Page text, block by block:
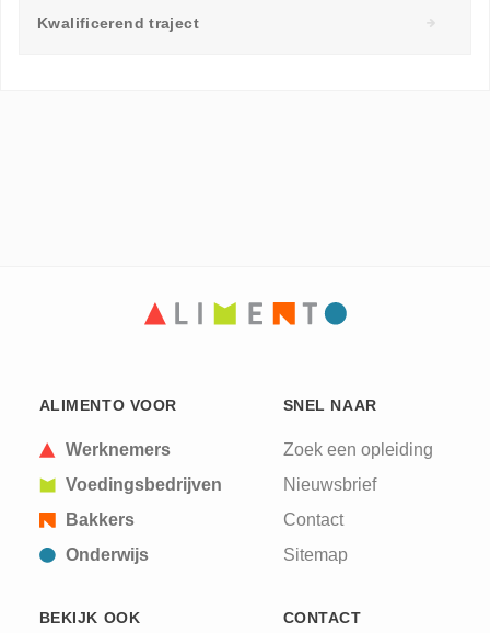
Kwalificerend traject
ALIMENTO VOOR
Werknemers
Voedingsbedrijven
Bakkers
Onderwijs
SNEL NAAR
Zoek een opleiding
Nieuwsbrief
Contact
Sitemap
BEKIJK OOK CONTACT